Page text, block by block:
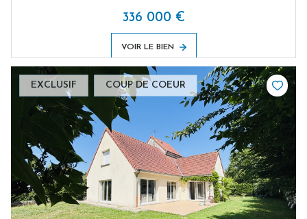
336 000 €
VOIR LE BIEN
EXCLUSIF COUP DE COEUR